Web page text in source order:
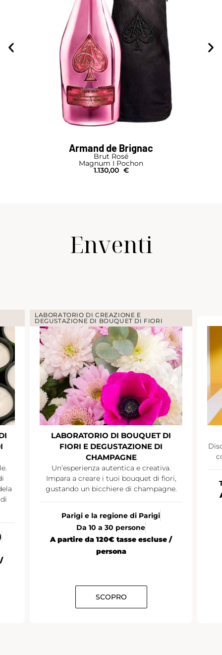
Armand de Brignac
Brut Rosé
Magnum I Pochon
1.130,00 €
Enventi
LABORATORIO DI CREAZIONE E
DEGUSTAZIONE DI BOUQUET DI FIORI
LABORATORIO DI BOUQUET DI
FIORI E DEGUSTAZIONE DI
CHAMPAGNE
Un’esperienza autentica e creativa.
Impara a creare i tuoi bouquet di fiori,
gustando un bicchiere di champagne.
Parigi e la regione di Parigi
Da 10 a 30 persone
A partire da 120€ tasse escluse /
persona
SCOPRO